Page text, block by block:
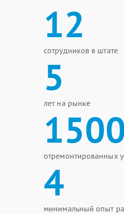
12
сотрудников в штате
5
лет на рынке
1500
отремонтированных
4
минимальный опыт